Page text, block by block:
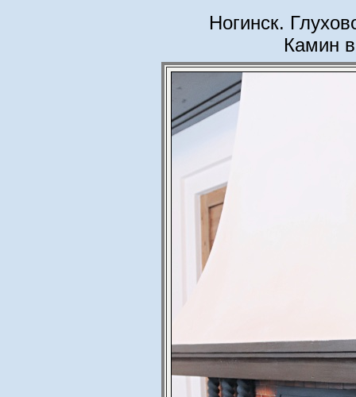
Ногинск.
Камин